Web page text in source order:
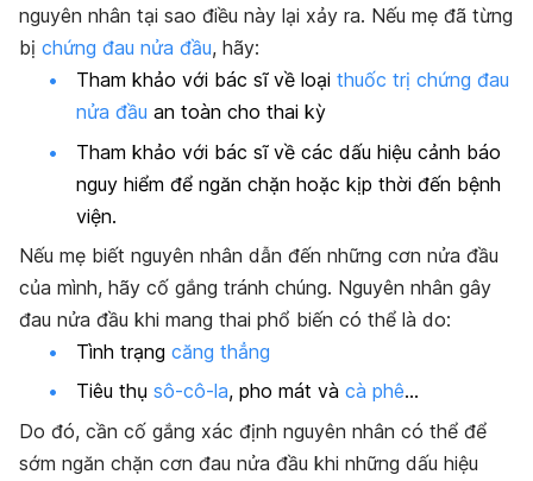
nguyên nhân tại sao điều này lại xảy ra. Nếu mẹ đã từng
bị chứng đau nửa đầu, hãy:
Tham khảo với bác sĩ về loại thuốc trị chứng đau
nửa đầu an toàn cho thai kỳ
Tham khảo với bác sĩ về các dấu hiệu cảnh báo
nguy hiểm để ngăn chặn hoặc kịp thời đến bệnh
viện.
Nếu mẹ biết nguyên nhân dẫn đến những cơn nửa đầu
của mình, hãy cố gắng tránh chúng. Nguyên nhân gây
đau nửa đầu khi mang thai phổ biến có thể là do:
Tình trạng căng thẳng
Tiêu thụ sô-cô-la, pho mát và cà phê…
Do đó, cần cố gắng xác định nguyên nhân có thể để
sớm ngăn chặn cơn đau nửa đầu khi những dấu hiệu